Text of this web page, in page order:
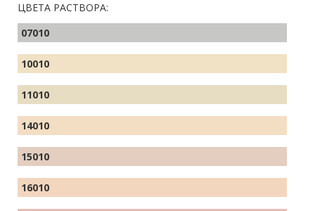
ЦВЕТА РАСТВОРА:
07010
10010
11010
14010
15010
16010